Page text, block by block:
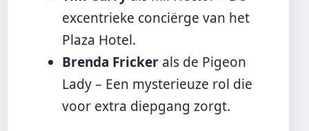
excentrieke conciërge van het
Plaza Hotel.
Brenda Fricker als de Pigeon
Lady – Een mysterieuze rol die
voor extra diepgang zorgt.